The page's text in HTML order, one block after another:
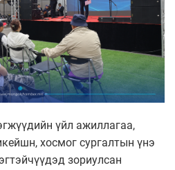
үйл ажиллагаа,
хосмог сургалтын үнэ
зориулсан